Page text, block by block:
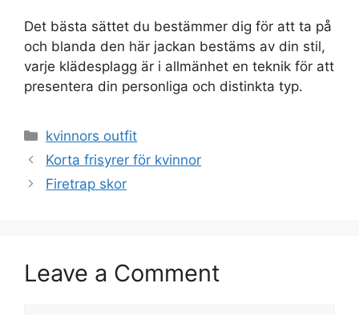
Det bästa sättet du bestämmer dig för att ta på
och blanda den här jackan bestäms av din stil,
varje klädesplagg är i allmänhet en teknik för att
presentera din personliga och distinkta typ.
Categories
kvinnors outfit
Korta frisyrer för kvinnor
Firetrap skor
Leave a Comment